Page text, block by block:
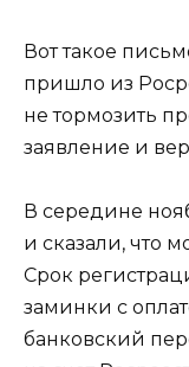
Вот такое
пришло из
не тормозить
заявление и
В середине
и сказали, что
Срок
заминки с
банковский